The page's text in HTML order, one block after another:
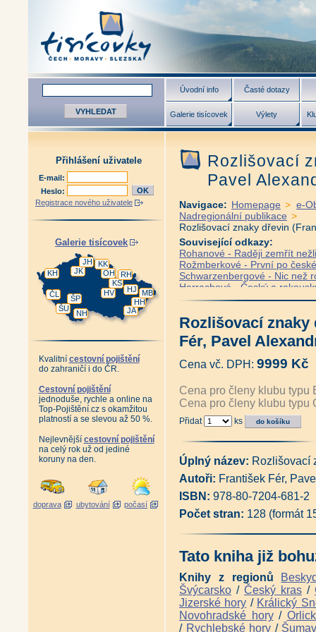
Úvodní info Časté dotazy
Galerie tisícovek Výlety
Přihlášení uživatele
E-mail:
Heslo:
Registrace nového uživatele
Galerie tisícovek
JA
HH
MB
HJ
HV
NH
KS
RH
ŠP
ŠU
OH
JK
KK
ČL
JH
KH
Kvalitní cestovní pojištění
do zahraničí i do ČR.
Cestovní pojištění
jednoduše, rychle a online na
Top-Pojištění.cz s okamžitou
platností a se slevou až 50 %.
Nejlevnější cestovní pojištění
na celý rok už od jediné
koruny na den.
doprava ubytování počasí
Rozlišovací
Pavel
Navigace: Homepage > e-
Nadregionální publikace >
Rozlišovací znaky dřevin
Související odkazy:
Rohanové - Raději zemřít
Rožmberkové - První po
Schwarzenbergové - Nic než
Harrachové - Český a
Czerninové - Nezahyneš ani
Antikvariát - Lichtenštejnové
Česká republika (Vladimír
Česká příroda - krásy a
Antikvariát - Moravské
Antikvariát - Poklady
Antikvariát - Hrady a zámky v
Hrady a zámky České
Antikvariát - Exily a úkryty v
Posvátná krajina - Eseje o
Jantarová stezka (Pavel
Krajiny domova (Václav
Vltava + CD (Ivan Matějka)|
Antikvariát - Za časů
Louky - Dobrodružství
Antikvariát - Přírodní klenoty
Pocta české krajinomalbě
Pěší vandr po lesích a lidech
Koruna Česka - Průvodce
Naše hory (Martin Čihař)|
Antikvariát - Ze světa našich
Jedinečné krajiny České
Antikvariát - Česká krajina
Jan Šmíd - Photography (Jan
Rozlišovací
Fér, Pavel
Cena vč. DPH: 9999 Kč
Cena pro členy klubu typu
Cena pro členy klubu typu
Přidat ks
Úplný název: Rozlišovací
Autoři: František Fér,
ISBN: 978-80-7204-681-2
Počet stran: 128 (formát
Tato kniha již
Knihy z regionů
Švýcarsko / Český kras /
Jizerské hory / Králický
Novohradské hory/
/ Rychlebské hory /